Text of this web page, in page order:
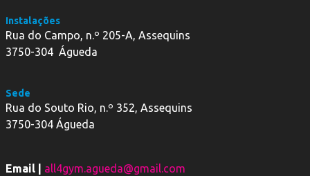
Instalações
Rua do Campo, n.º 205-A, Assequins
3750-304 Águeda
Sede
Rua do Souto Rio, n.º 352, Assequins
3750-304 Águeda
Email | all4gym.agueda@gmail.com